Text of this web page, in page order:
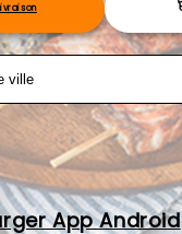
App Android